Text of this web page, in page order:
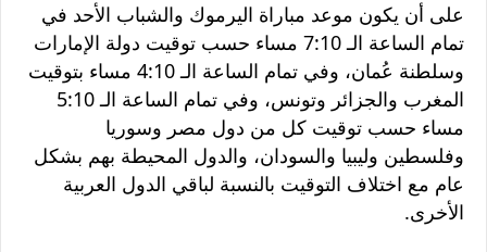
على أن يكون موعد مباراة اليرموك والشباب الأحد في
تمام الساعة الـ 7:10 مساء حسب توقيت دولة الإمارات
وسلطنة عُمان، وفي تمام الساعة الـ 4:10 مساء بتوقيت
المغرب والجزائر وتونس، وفي تمام الساعة الـ 5:10
مساء حسب توقيت كل من دول مصر وسوريا
وفلسطين وليبيا والسودان، والدول المحيطة بهم بشكل
عام مع اختلاف التوقيت بالنسبة لباقي الدول العربية
الأخرى.